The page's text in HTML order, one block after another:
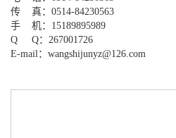
传 真：0514-84230563
手 机：15189895989
Q Q：267001726
E-mail：wangshijunyz@126.com